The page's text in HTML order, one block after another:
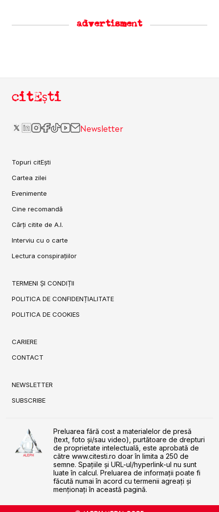
advertisment
citEști
Newsletter
Topuri citEști
Cartea zilei
Evenimente
Cine recomandă
Cărți citite de A.I.
Interviu cu o carte
Lectura conspirațiilor
TERMENI ȘI CONDIȚII
POLITICA DE CONFIDENȚIALITATE
POLITICA DE COOKIES
CARIERE
CONTACT
NEWSLETTER
SUBSCRIBE
Preluarea fără cost a materialelor de presă
(text, foto și/sau video), purtătoare de drepturi
de proprietate intelectuală, este aprobată de
către www.citesti.ro doar în limita a 250 de
semne. Spaţiile şi URL-ul/hyperlink-ul nu sunt
luate în calcul. Preluarea de informaţii poate fi
făcută numai în acord cu termenii agreaţi şi
menţionaţi în această pagină.